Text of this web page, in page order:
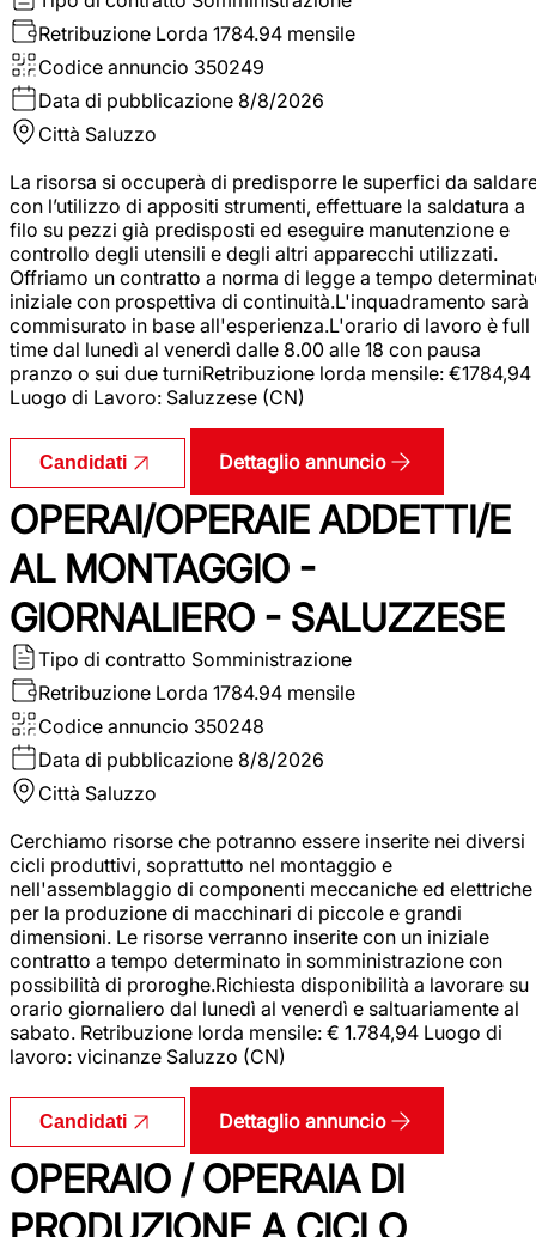
Retribuzione Lorda 1784.94 mensile
Codice annuncio 350249
Data di pubblicazione 8/8/2026
Città Saluzzo
La risorsa si occuperà di predisporre le superfici da
con l’utilizzo di appositi strumenti, effettuare la saldatura a
filo su pezzi già predisposti ed eseguire manutenzione e
controllo degli utensili e degli altri apparecchi utilizzati.
Offriamo un contratto a norma di legge a tempo
iniziale con prospettiva di continuità.L'inquadramento sarà
commisurato in base all'esperienza.L'orario di lavoro è full
time dal lunedì al venerdì dalle 8.00 alle 18 con pausa
pranzo o sui due turniRetribuzione lorda mensile: €1784,94
Luogo di Lavoro: Saluzzese (CN)
Candidati Dettaglio annuncio
OPERAI/OPERAIE ADDETTI/E
AL MONTAGGIO -
GIORNALIERO - SALUZZESE
Tipo di contratto Somministrazione
Retribuzione Lorda 1784.94 mensile
Codice annuncio 350248
Data di pubblicazione 8/8/2026
Città Saluzzo
Cerchiamo risorse che potranno essere inserite nei diversi
cicli produttivi, soprattutto nel montaggio e
nell'assemblaggio di componenti meccaniche ed elettriche
per la produzione di macchinari di piccole e grandi
dimensioni. Le risorse verranno inserite con un iniziale
contratto a tempo determinato in somministrazione con
possibilità di proroghe.Richiesta disponibilità a lavorare su
orario giornaliero dal lunedì al venerdì e saltuariamente al
sabato. Retribuzione lorda mensile: € 1.784,94 Luogo di
lavoro: vicinanze Saluzzo (CN)
Candidati Dettaglio annuncio
OPERAIO / OPERAIA DI
PRODUZIONE A CICLO